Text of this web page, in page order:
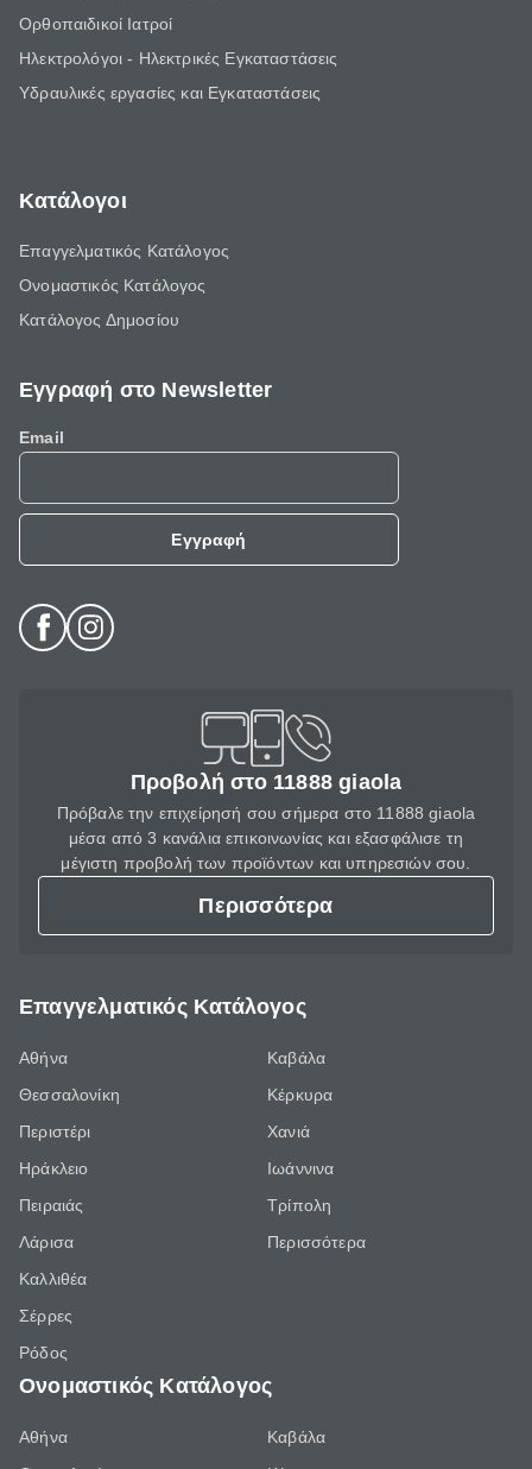
Ορθοπαιδικοί Ιατροί
Ηλεκτρολόγοι - Ηλεκτρικές Εγκαταστάσεις
Υδραυλικές εργασίες και Εγκαταστάσεις
Κατάλογοι
Επαγγελματικός Κατάλογος
Ονομαστικός Κατάλογος
Κατάλογος Δημοσίου
Εγγραφή στο Newsletter
Email
Εγγραφή
Προβολή στο 11888 giaola
Πρόβαλε την επιχείρησή σου σήμερα στο 11888 giaola
μέσα από 3 κανάλια επικοινωνίας και εξασφάλισε τη
μέγιστη προβολή των προϊόντων και υπηρεσιών σου.
Περισσότερα
Επαγγελματικός Κατάλογος
Αθήνα
Θεσσαλονίκη
Περιστέρι
Ηράκλειο
Πειραιάς
Λάρισα
Καλλιθέα
Σέρρες
Ρόδος
Καβάλα
Κέρκυρα
Χανιά
Ιωάννινα
Τρίπολη
Περισσότερα
Ονομαστικός Κατάλογος
Αθήνα
Καβάλα